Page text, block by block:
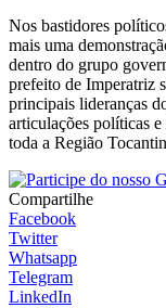
Nos bastidores
mais uma
dentro do grupo
prefeito de Imperatriz
principais lideranças
articulações políticas
toda a Região
Compartilhe
Facebook
Twitter
Whatsapp
Telegram
LinkedIn